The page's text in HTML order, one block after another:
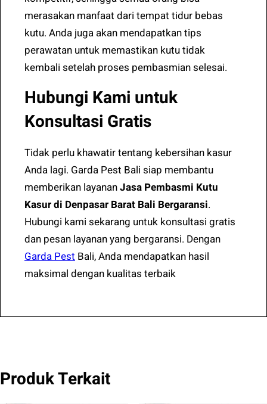
merasakan manfaat dari tempat tidur bebas
kutu. Anda juga akan mendapatkan tips
perawatan untuk memastikan kutu tidak
kembali setelah proses pembasmian selesai.
Hubungi Kami untuk
Konsultasi Gratis
Tidak perlu khawatir tentang kebersihan kasur
Anda lagi. Garda Pest Bali siap membantu
memberikan layananJasa Pembasmi Kutu
Kasur di Denpasar Barat Bali Bergaransi.
Hubungi kami sekarang untuk konsultasi gratis
dan pesan layanan yang bergaransi. Dengan
Garda Pest Bali, Anda mendapatkan hasil
maksimal dengan kualitas terbaik
Produk Terkait